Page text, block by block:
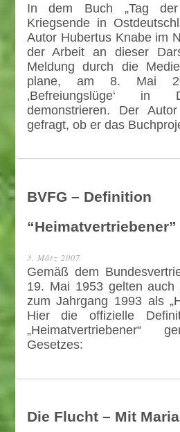
In dem Buch „Tag
Kriegsende in
Autor Hubertus Knabe im
der Arbeit an dieser
Meldung durch die
plane, am 8. Mai
‚Befreiungslüge‘ in
demonstrieren. Der
gefragt, ob er das
BVFG – Definition
“Heimatvertriebener”
3. März 2007
Gemäß dem
19. Mai 1953 gelten auch
zum Jahrgang 1993 als
Hier die offizielle
Gesetzes:
Die Flucht – Mit